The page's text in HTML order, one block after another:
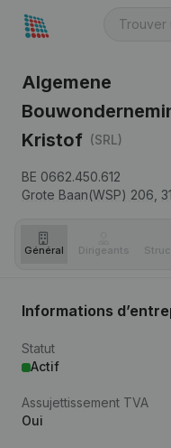
Algemene
Kristof (SRL)
BE 0662.450.612
Grote Baan(WSP) 206,
Général Dirigeants
Informations
Statut
Actif
Assujettissement TVA
Oui